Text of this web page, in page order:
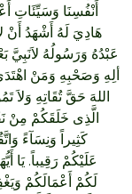
أَنْفُسِنَا وَسَيِّئَاتِ
هَادِيَ لَهُ أَشْهَدُ أَنْ
عَبْدُهُ وَرَسُولُهُ
ألِهِ وَصَحْبِهِ وَمَنْ اهْتَدَى
اللهَ حَقَّ تُقَاتِهِ وَلاَ
الَّذِى خَلَقَكُمْ مِنْ
كَثِيراً وَنِسَآءً
عَلَيْكُمْ رَقِيباً. يَا
لَكُمْ أَعْمَالَكُمْ